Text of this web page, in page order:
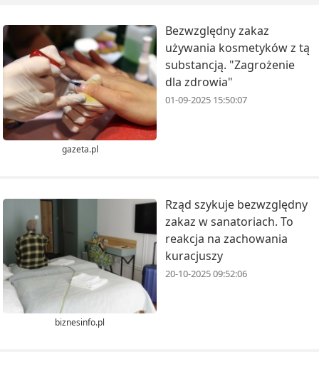
gazeta.pl
Bezwzględny zakaz
używania kosmetyków z tą
substancją. "Zagrożenie
dla zdrowia"
01-09-2025 15:50:07
biznesinfo.pl
Rząd szykuje bezwzględny
zakaz w sanatoriach. To
reakcja na zachowania
kuracjuszy
20-10-2025 09:52:06